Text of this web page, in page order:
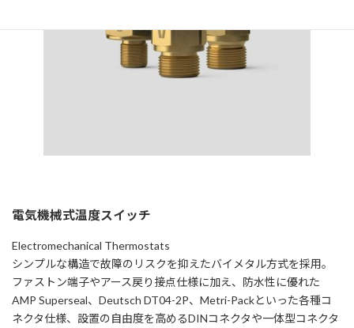
電気機械式温度スイッチ
Electromechanical Thermostats
シンプルな構造で故障のリスクを抑えたバイメタル方式を採用。
ファストン端子やアース戻り接点仕様に加え、防水性に優れた
AMP Superseal、Deutsch DT04-2P、Metri-Packといった各種コ
ネクタ仕様、設置の自由度を高めるDINコネクタや一体型コネクタ